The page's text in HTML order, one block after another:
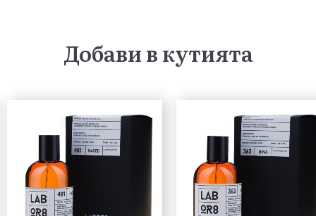
Добави в кутията